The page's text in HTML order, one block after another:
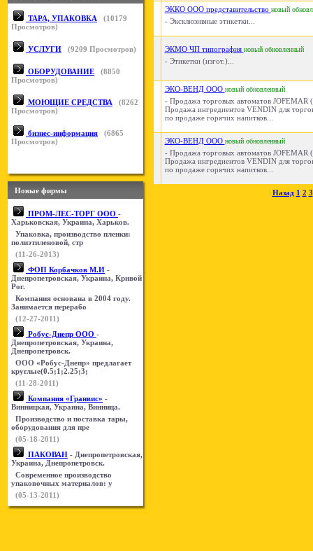
ТАРА, УПАКОВКА (10179
Просмотров)
УСЛУГИ (9209 Просмотров)
ОБОРУДОВАНИЕ (8850
Просмотров)
МОЮЩИЕ СРЕДСТВА (8262
Просмотров)
бизнес-информация (6865
Просмотров)
Новые фирмы
ПРОМ-ЛЕС-ТОРГ ООО -
Харьковская, Украина, Харьков.
Упаковка, производство пленки:
полиэтиленовой, стр
(11-26-2013)
ФОП Корбачков М.И -
Днепропетровская, Украина, Кривой
Рог.
Компания основана в 2004 году.
Занимается перерабо
(12-27-2011)
Робус-Днепр ООО -
Днепропетровская, Украина,
Днепропетровск.
ООО «Робус-Днепр» предлагает
круглые(0.5;1;2.25;3;
(11-28-2011)
Компания «Гранвис» -
Винницкая, Украина, Винница.
Производство и поставка тары,
оборудования для пре
(05-18-2011)
ПАКОВАН - Днепропетровская,
Украина, Днепропетровск.
Современное производство
упаковочных материалов: у
(05-13-2011)
ЭККО ООО представительство новый
- Эксклюзивные этикетки...
ЭКМО ЧП типография новый обновленный
- Этикетки (изгот.)...
ЭКО-ВЕНД ООО новый обновленный
- Продажа торговых автоматов JOFEMAR
Продажа ингредиентов VENDIN для
по продаже горячих напитков...
ЭКО-ВЕНД ООО новый обновленный
- Продажа торговых автоматов JOFEMAR
Продажа ингредиентов VENDIN для
по продаже горячих напитков...
Назад 1 2 3